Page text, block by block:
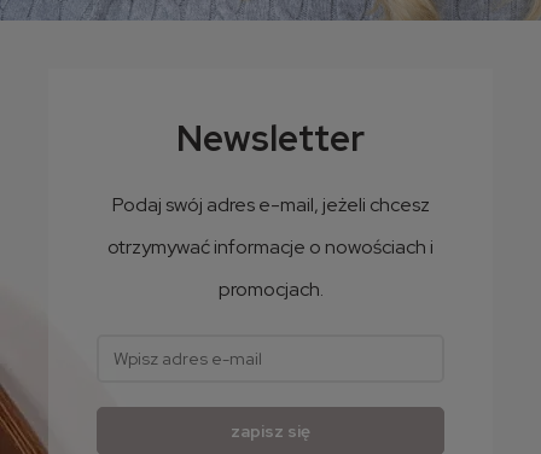
69,99 zł
Cena netto: 56,90 zł
Newsletter
Podaj swój adres e-mail, jeżeli chcesz
otrzymywać informacje o nowościach i
promocjach.
zapisz się